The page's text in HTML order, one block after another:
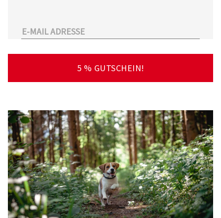
großen Anzahl an Partnertierärzten
finden – deutschlandweit!
5 % GUTSCHEIN!